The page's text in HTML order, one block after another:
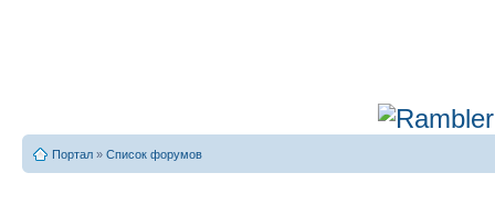
Портал » Список форумов